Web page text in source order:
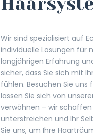
Wir sind spezialisiert auf
individuelle Lösungen für
langjährigen Erfahrung
sicher, dass Sie sich mit
fühlen. Besuchen Sie
lassen Sie sich von
verwöhnen – wir schaffen
unterstreichen und Ihr
Sie uns, um Ihre